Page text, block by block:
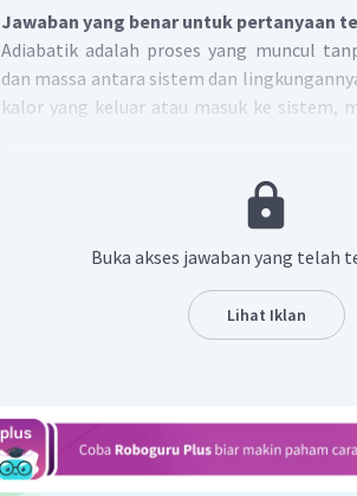
Jawaban yang benar untuk pertanyaan
Adiabatik adalah proses yang muncul
dan massa antara sistem dan
kalor yang keluar atau masuk ke sistem,
mair =
Oleh karena itu, jawaban yang tepat
Buka akses jawaban yang telah
Lihat Iklan